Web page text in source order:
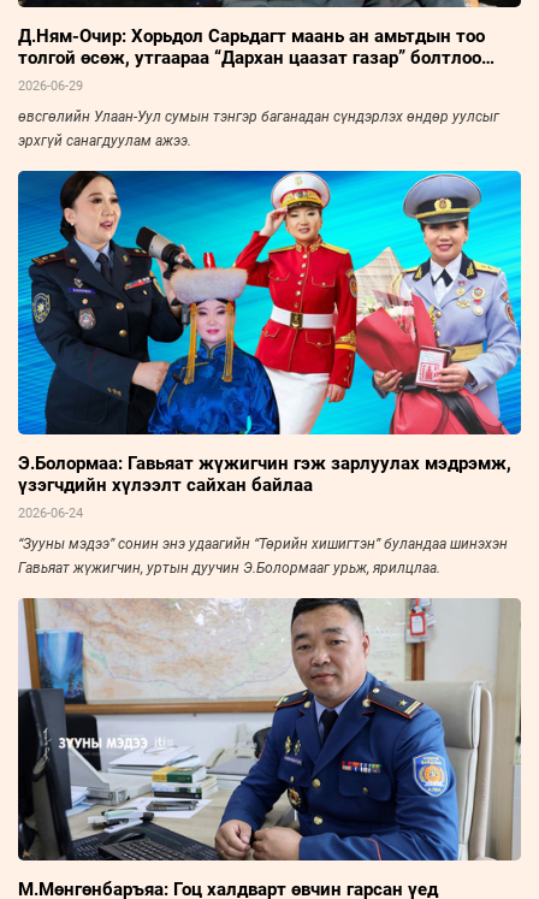
Д.Ням-Очир: Хорьдол Сарьдагт маань ан амьтдын тоо
толгой өсөж, утгаараа “Дархан цаазат газар” болтлоо
хөгжсөнд сэтгэл бахдаж явдаг
2026-06-29
өвсгөлийн Улаан-Уул сумын тэнгэр баганадан сүндэрлэх өндөр уулсыг
эрхгүй санагдуулам ажээ.
Э.Болормаа: Гавьяат жүжигчин гэж зарлуулах мэдрэмж,
үзэгчдийн хүлээлт сайхан байлаа
2026-06-24
“Зууны мэдээ” сонин энэ удаагийн “Төрийн хишигтэн” буландаа шинэхэн
Гавьяат жүжигчин, уртын дуучин Э.Болормааг урьж, ярилцлаа.
М.Мөнгөнбаръяа: Гоц халдварт өвчин гарсан үед